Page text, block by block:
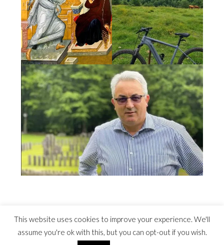
This website uses cookies to improve your experience. We'll
assume you're ok with this, but you can opt-out if you wish.